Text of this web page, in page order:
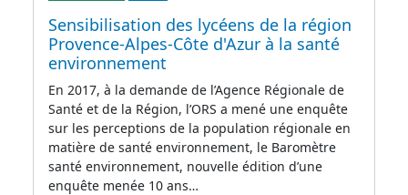
Sensibilisation des lycéens de la région
Provence-Alpes-Côte d'Azur à la santé
environnement
En 2017, à la demande de l’Agence Régionale de
Santé et de la Région, l’ORS a mené une enquête
sur les perceptions de la population régionale en
matière de santé environnement, le Baromètre
santé environnement, nouvelle édition d’une
enquête menée 10 ans…